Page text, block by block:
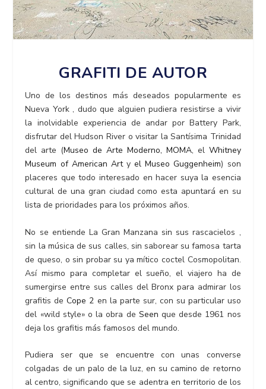
GRAFITI DE AUTOR
Uno de los destinos más deseados popularmente es
Nueva York , dudo que alguien pudiera resistirse a vivir
la inolvidable experiencia de andar por Battery Park,
disfrutar del Hudson River o visitar la Santísima Trinidad
del arte (Museo de Arte Moderno, MOMA, el Whitney
Museum of American Art yel Museo Guggenheim) son
placeres que todo interesado en hacer suya la esencia
cultural de una gran ciudad como esta apuntará en su
lista de prioridades para los próximos años.
No se entiende La Gran Manzana sin sus rascacielos ,
sin la música de sus calles, sin saborear su famosa tarta
de queso, o sin probar su ya mítico coctel Cosmopolitan.
Así mismo para completar el sueño, el viajero ha de
sumergirse entre sus calles del Bronx para admirar los
grafitis deCope 2 en la parte sur, con su particular uso
del «wild style» o la obra de Seen que desde 1961 nos
deja los grafitis más famosos del mundo.
Pudiera ser que se encuentre con unas converse
colgadas de un palo de la luz, en su camino de retorno
al centro, significando que se adentra en territorio de los